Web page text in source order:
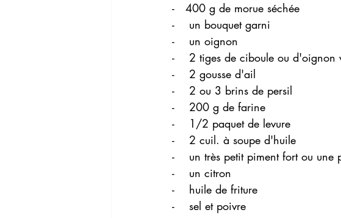
-   400 g de morue séchée
-    un bouquet garni
-    un oignon
-    2 tiges de ciboule ou d'oignon
-    2 gousse d'ail
-    2 ou 3 brins de persil
-    200 g de farine
-    1/2 paquet de levure
-    2 cuil. à soupe d'huile
-    un très petit piment fort ou une
-    un citron
-    huile de friture
-    sel et poivre